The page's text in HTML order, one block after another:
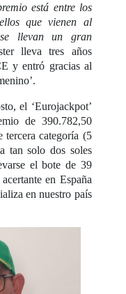
está entre los
que vienen al
llevan un gran
lleva tres años
y entró gracias al
el ‘Eurojackpot’
de 390.782,50
tercera categoría (5
tan solo dos soles
el bote de 39
en España
en nuestro país